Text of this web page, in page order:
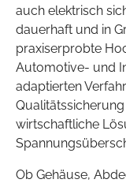
auch elektrisch
dauerhaft und in
praxiserprobte
Automotive- und
adaptierten
wirtschaftliche
Ob Gehäuse,